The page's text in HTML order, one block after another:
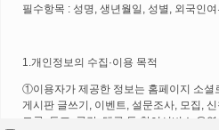
③ 회사가 약관을 개정할 경우에는 적용
다. 다만 이미 계약을 체결한 이용자가 개
⑤ 이 약관에서 정하지 아니한 사항과 이
– 수집항목 : 이름 , 생년월일 , 로그인ID ,
필수항목 : 성명, 생년월일, 성별, 외국인
1.개인정보의 수집·이용 목적
①이용자가 제공한 정보는 홈페이지 소셜
게시판 글쓰기, 이벤트, 설문조사, 모집,
토론, 투표, 공감, 댓글 등 참여서비스 운영